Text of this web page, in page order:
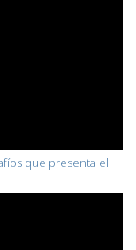
que presenta el